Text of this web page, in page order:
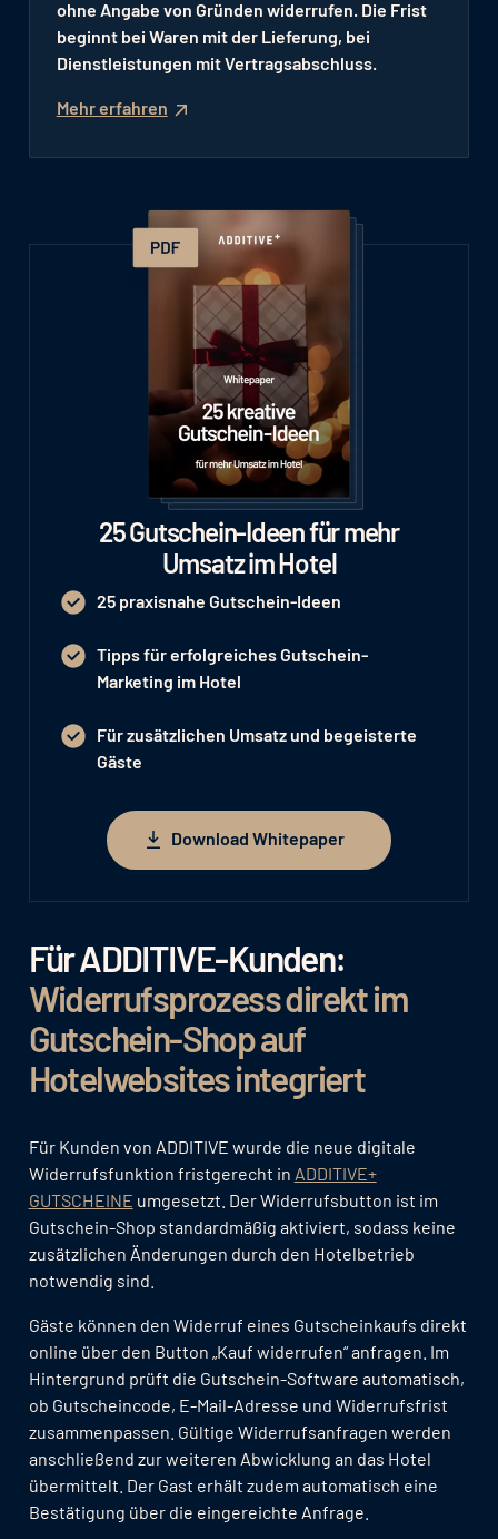
ohne Angabe von Gründen widerrufen. Die Frist
beginnt bei Waren mit der Lieferung, bei
Dienstleistungen mit Vertragsabschluss.
Mehr erfahren
Für ADDITIVE-Kunden:
Widerrufsprozess direkt im
Gutschein-Shop auf
Hotelwebsites integriert
Für Kunden von ADDITIVE wurde die neue digitale
Widerrufsfunktion fristgerecht in ADDITIVE+
GUTSCHEINE umgesetzt. Der Widerrufsbutton ist im
Gutschein-Shop standardmäßig aktiviert, sodass keine
zusätzlichen Änderungen durch den Hotelbetrieb
notwendig sind.
Gäste können den Widerruf eines Gutscheinkaufs direkt
online über den Button „Kauf widerrufen“ anfragen. Im
Hintergrund prüft die Gutschein-Software automatisch,
ob Gutscheincode, E-Mail-Adresse und Widerrufsfrist
zusammenpassen. Gültige Widerrufsanfragen werden
anschließend zur weiteren Abwicklung an das Hotel
übermittelt. Der Gast erhält zudem automatisch eine
Bestätigung über die eingereichte Anfrage.
25 Gutschein-Ideen für mehr
Umsatz im Hotel
25 praxisnahe Gutschein-Ideen
Tipps für erfolgreiches Gutschein-
Marketing im Hotel
Für zusätzlichen Umsatz und begeisterte
Gäste
Download Whitepaper
Download Whitepaper